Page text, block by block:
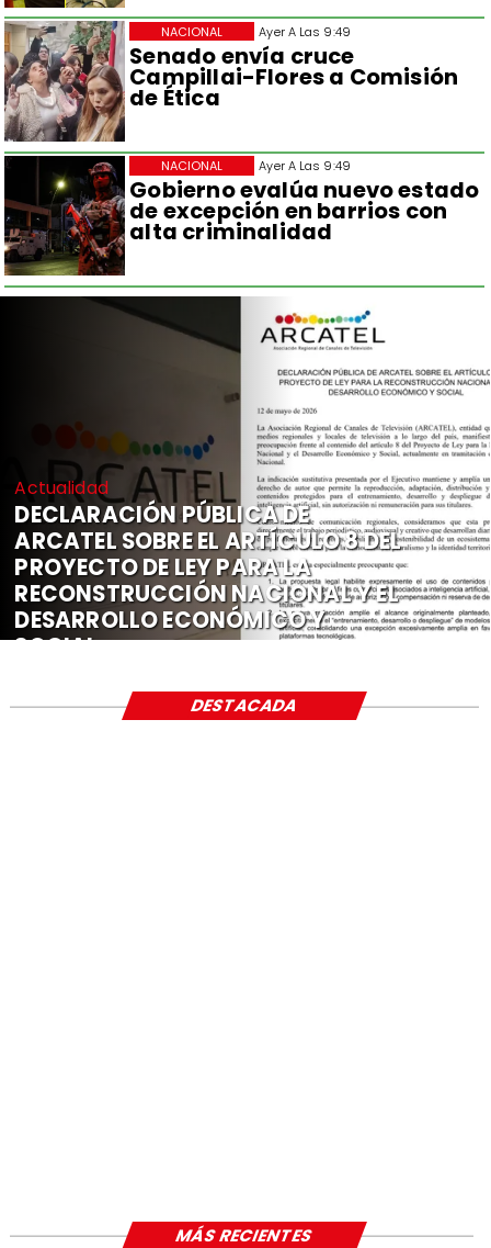
Ayer A Las 9:49
Senado envía cruce
Campillai-Flores a Comisión
de Ética
NACIONAL
Ayer A Las 9:49
Gobierno evalúa nuevo estado
de excepción en barrios con
alta criminalidad
NACIONAL
Actualidad
DECLARACIÓN PÚBLICA DE
ARCATEL SOBRE EL ARTÍCULO 8 DEL
PROYECTO DE LEY PARA LA
RECONSTRUCCIÓN NACIONAL Y EL
DESARROLLO ECONÓMICO Y
SOCIAL
DESTACADA
MÁS RECIENTES